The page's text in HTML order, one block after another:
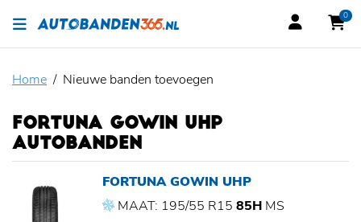
0
Home Nieuwe banden toevoegen
FORTUNA GOWIN UHP
AUTOBANDEN
FORTUNA GOWIN UHP
MAAT: 195/55 R15 85H MS